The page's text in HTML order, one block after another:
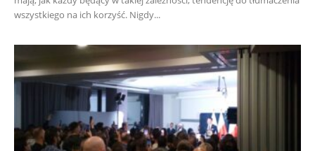
wszystkiego na ich korzyść. Nigdy...